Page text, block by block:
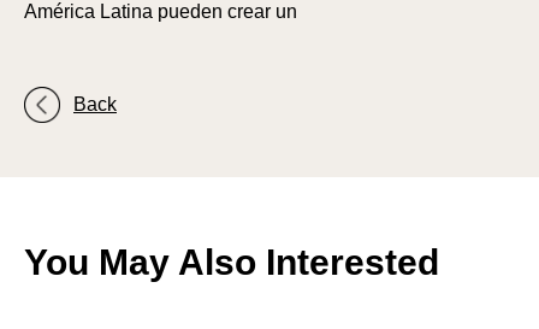
América Latina pueden crear un
Back
You May Also Interested